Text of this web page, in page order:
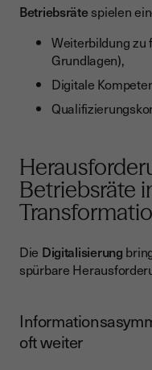
Betriebsrätespielen
Weiterbildung zu
Grundlagen),
Digitale
Betriebsräte
Die Digitalisierung
spürbare
oft weiter